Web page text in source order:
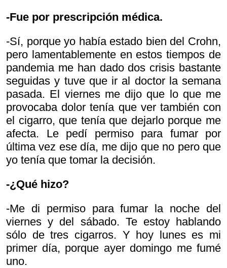
-Fue por prescripción médica.
-Sí, porque yo había estado bien del Crohn,
pero lamentablemente en estos tiempos de
pandemia me han dado dos crisis bastante
seguidas y tuve que ir al doctor la semana
pasada. El viernes me dijo que lo que me
provocaba dolor tenía que ver también con
el cigarro, que tenía que dejarlo porque me
afecta. Le pedí permiso para fumar por
última vez ese día, me dijo que no pero que
yo tenía que tomar la decisión.
-¿Qué hizo?
-Me di permiso para fumar la noche del
viernes y del sábado. Te estoy hablando
sólo de tres cigarros. Y hoy lunes es mi
primer día, porque ayer domingo me fumé
uno.